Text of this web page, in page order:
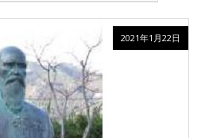
2021年1月22日